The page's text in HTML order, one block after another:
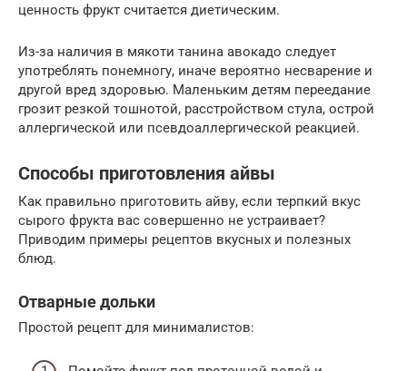
ценность фрукт считается диетическим.
Из-за наличия в мякоти танина авокадо следует
употреблять понемногу, иначе вероятно несварение и
другой вред здоровью. Маленьким детям переедание
грозит резкой тошнотой, расстройством стула, острой
аллергической или псевдоаллергической реакцией.
Способы приготовления айвы
Как правильно приготовить айву, если терпкий вкус
сырого фрукта вас совершенно не устраивает?
Приводим примеры рецептов вкусных и полезных
блюд.
Отварные дольки
Простой рецепт для минималистов: